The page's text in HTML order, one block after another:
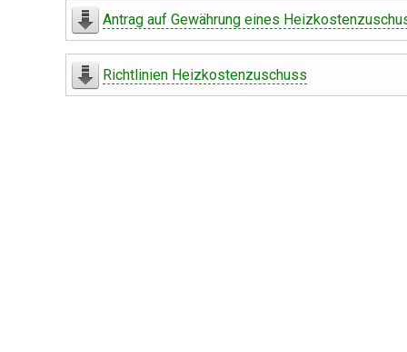
Antrag auf Gewährung eines
Richtlinien Heizkostenzuschuss